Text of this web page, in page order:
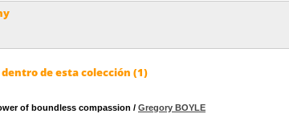
de esta colección (1)
of boundless compassion / Gregory BOYLE